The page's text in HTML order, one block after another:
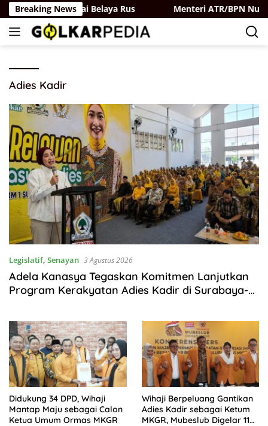
Langsung
ke
konten
Breaking News
Golkar-Partai Belaya Rus Menteri ATR/BPN
Adies Kadir
Legislatif, Senayan 3 Agustus 2026
Adela Kanasya Tegaskan Komitmen Lanjutkan
Program Kerakyatan Adies Kadir di Surabaya-
Didukung 34 DPD, Wihaji
Mantap Maju sebagai Calon
Ketua Umum Ormas MKGR
Wihaji Berpeluang Gantikan
Adies Kadir sebagai Ketum
MKGR, Mubeslub Digelar 11